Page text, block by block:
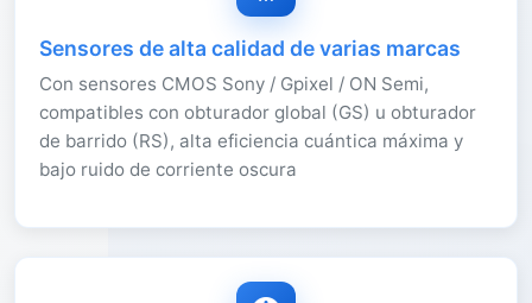
Sensores de alta calidad de varias marcas
Con sensores CMOS Sony / Gpixel / ON Semi,
compatibles con obturador global (GS) u obturador
de barrido (RS), alta eficiencia cuántica máxima y
bajo ruido de corriente oscura